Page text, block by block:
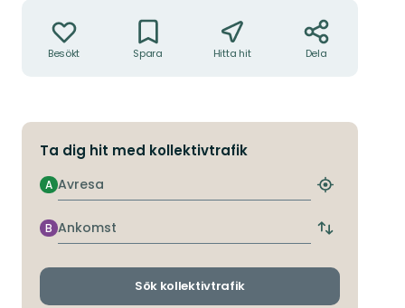
Besökt Spara Hitta hit Dela
Ta dig hit med kollektivtrafik
Avresa
A
Hitta
hållplats
Ankomst
B
Byt
och
Sök kollektivtrafik